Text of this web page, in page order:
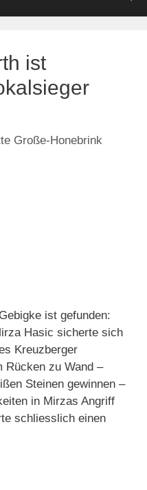
ist
Große-Honebrink
ist gefunden:
Hasic sicherte sich
Kreuzberger
Rücken zu Wand –
Steinen gewinnen –
in Mirzas Angriff
schliesslich einen